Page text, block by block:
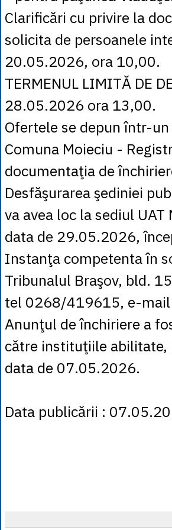
Clarificări cu privire la
solicita de persoanele
20.05.2026, ora 10,00.
TERMENUL LIMITĂ DE
28.05.2026 ora 13,00.
Ofertele se depun într-
Comuna Moieciu -
documentaţia de
Desfăşurarea şediniei
va avea loc la sediul
data de 29.05.2026,
Instanţa competenta în
Tribunalul Braşov, bld.
tel 0268/419615, e-
Anunţul de închiriere a
către instituţiile abilitate,
data de 07.05.2026.
Data publicării :